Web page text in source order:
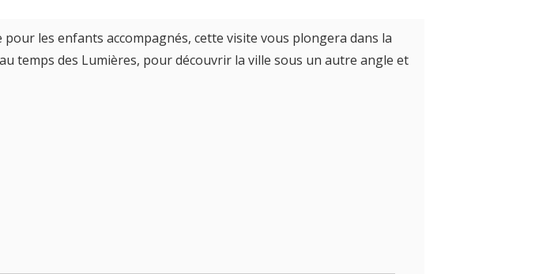
les enfants accompagnés, cette visite vous plongera dans la
temps des Lumières, pour découvrir la ville sous un autre angle et